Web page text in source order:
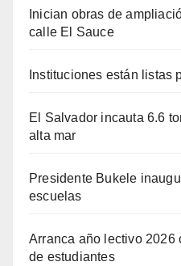
Inician obras de
calle El Sauce
Instituciones están listas
El Salvador incauta 6.6
alta mar
Presidente Bukele
escuelas
Arranca año lectivo 2026
de estudiantes